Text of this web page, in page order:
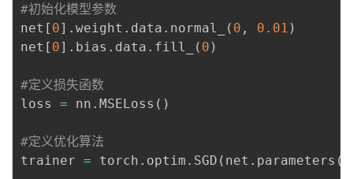
#初始化模型参数
net [ 0] . weight . data . normal_ ( 0 , 0.01 )
net [ 0] . bias . data . fill_ ( 0 )
#定义损失函数
loss = nn . MSELoss ( )
#定义优化算法
trainer = torch . optim . SGD ( net . parameters (